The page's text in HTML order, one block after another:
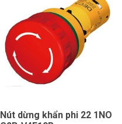
Nút dừng khẩn phi 22 1NO